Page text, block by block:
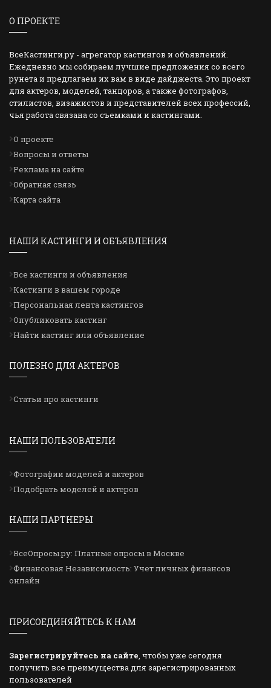
О ПРОЕКТЕ
ВсеКастинги.ру - агрегатор кастингов и объявлений.
Ежедневно мы собираем лучшие предложения со всего
рунета и предлагаем их вам в виде дайджеста. Это проект
для актеров, моделей, танцоров, а также фотографов,
стилистов, визажистов и представителей всех профессий,
чья работа связана со съемками и кастингами.
О проекте
Вопросы и ответы
Реклама на сайте
Обратная связь
Карта сайта
НАШИ КАСТИНГИ И ОБЪЯВЛЕНИЯ
Все кастинги и объявления
Кастинги в вашем городе
Персональная лента кастингов
Опубликовать кастинг
Найти кастинг или объявление
ПОЛЕЗНО ДЛЯ АКТЕРОВ
Статьи про кастинги
НАШИ ПОЛЬЗОВАТЕЛИ
Фотографии моделей и актеров
Подобрать моделей и актеров
НАШИ ПАРТНЕРЫ
ВсеОпросы.ру: Платные опросы в Москве
Финансовая Независимость: Учет личных финансов
онлайн
ПРИСОЕДИНЯЙТЕСЬ К НАМ
Зарегистрируйтесь на сайте, чтобы уже сегодня
получить все преимущества для зарегистрированных
пользователей